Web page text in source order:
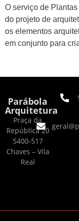
O serviço de
do projeto de
os elementos
em conjunto para
Parábola
Arquitetura
Praça da
República 20
5400-517
Chaves – Vila
Real